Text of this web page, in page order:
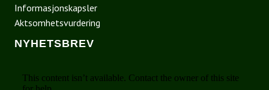
Informasjonskapsler
Aktsomhetsvurdering
NYHETSBREV